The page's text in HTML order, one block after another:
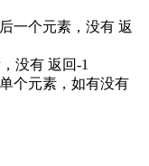
一个元素，没有 返
没有 返回-1
个元素，如有没有